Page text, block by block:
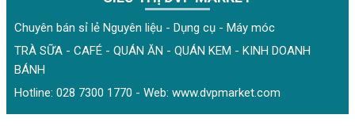
Chuyên bán sỉ lẻ Nguyên liệu - Dụng cụ - Máy móc
TRÀ SỮA - CAFÉ - QUÁN ĂN - QUÁN KEM - KINH DOANH
BÁNH
Hotline: 028 7300 1770 - Web: www.dvpmarket.com